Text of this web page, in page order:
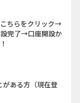
ちらをクリック→
完了→口座開設か
ある方（現在登